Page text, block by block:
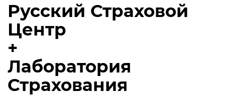
Русский Страховой
Центр
+
Лаборатория
Страхования